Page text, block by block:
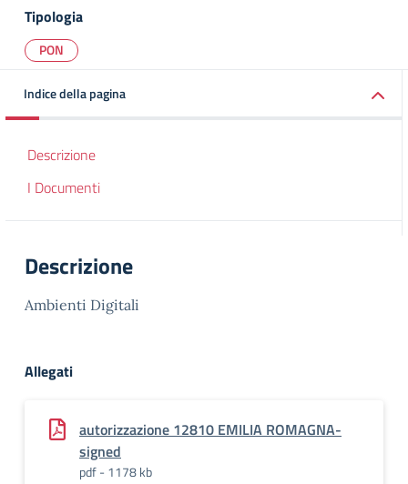
Tipologia
PON
Indice della pagina
Descrizione
I Documenti
Descrizione
Ambienti Digitali
Allegati
autorizzazione 12810 EMILIA ROMAGNA-
signed
pdf - 1178 kb